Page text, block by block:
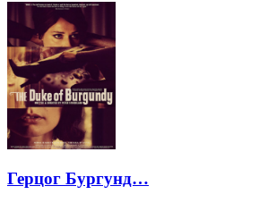
Герцог Бургунд…